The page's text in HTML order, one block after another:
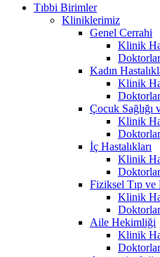
Tıbbi Birimler
Kliniklerimiz
Genel Cerrahi
Klinik
Kadın
Klinik
Çocuk Sağlığı
Klinik
İç Hastalıkları
Klinik
Fiziksel Tıp ve
Klinik
Aile Hekimliği
Klinik